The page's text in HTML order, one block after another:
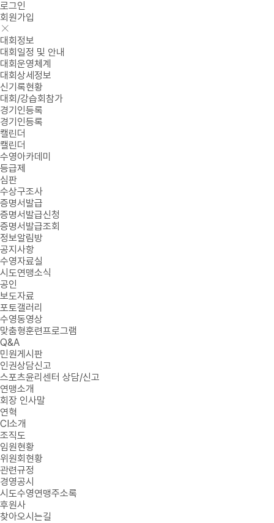
로그인
회원가입
대회정보
대회일정 및 안내
대회운영체계
대회상세정보
신기록현황
대회/강습회참가
경기인등록
경기인등록
캘린더
캘린더
수영아카데미
등급제
심판
수상구조사
증명서발급
증명서발급신청
증명서발급조회
정보알림방
공지사항
수영자료실
시도연맹소식
공인
보도자료
포토갤러리
수영동영상
맞춤형훈련프로그램
Q&A
민원게시판
인권상담신고
스포츠윤리센터 상담/신고
연맹소개
회장 인사말
연혁
CI소개
조직도
임원현황
위원회현황
관련규정
경영공시
시도수영연맹주소록
후원사
찾아오시는길